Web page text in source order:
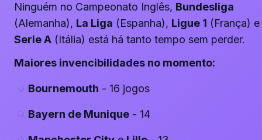
Ninguém no Campeonato Inglês, Bundesliga
(Alemanha), La Liga (Espanha), Ligue 1 (França) e
Serie A (Itália) está há tanto tempo sem perder.
Maiores invencibilidades no momento:
Bournemouth - 16 jogos
Bayern de Munique - 14